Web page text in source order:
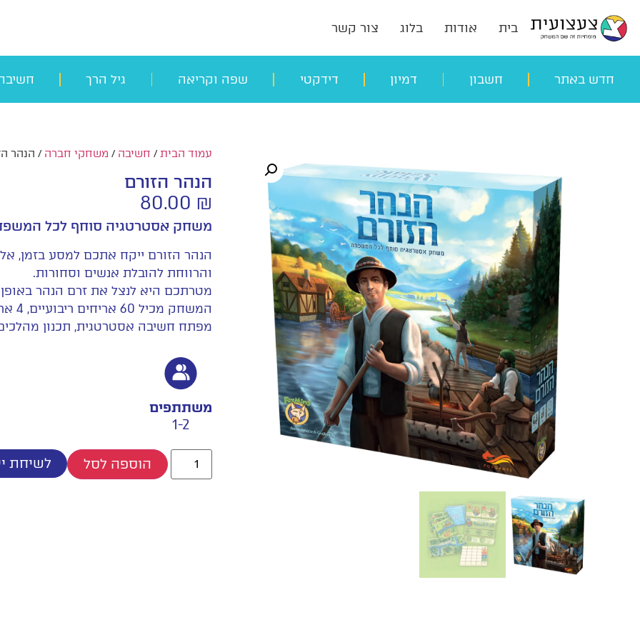
בית אודות בלוג צור קשר
חדש באתר חשבון דמיון דידקטי שפה וקריאה גיל הרך
עמוד הבית/ חשיבה / משחקי חברה / הנהר
הנהר הזורם
80.00 ₪
משחק אסטרטגיה סוחף לכל
הנהר הזורם ייקח אתכם למסע בזמן,
והרווחת להובלת אנשים וסחורות.
מטרתכם היא לנצל את זרם הנהר
המשחק מכיל 60 אריחים ריבועיים, 4 אריחי פתיחה מלבניים, 4 דפי עזרה ופינקס ניקוד.
מפתח חשיבה אסטרטגית, תכנון מהלכים
משתתפים
1-2
הוספה לסל לשיחת